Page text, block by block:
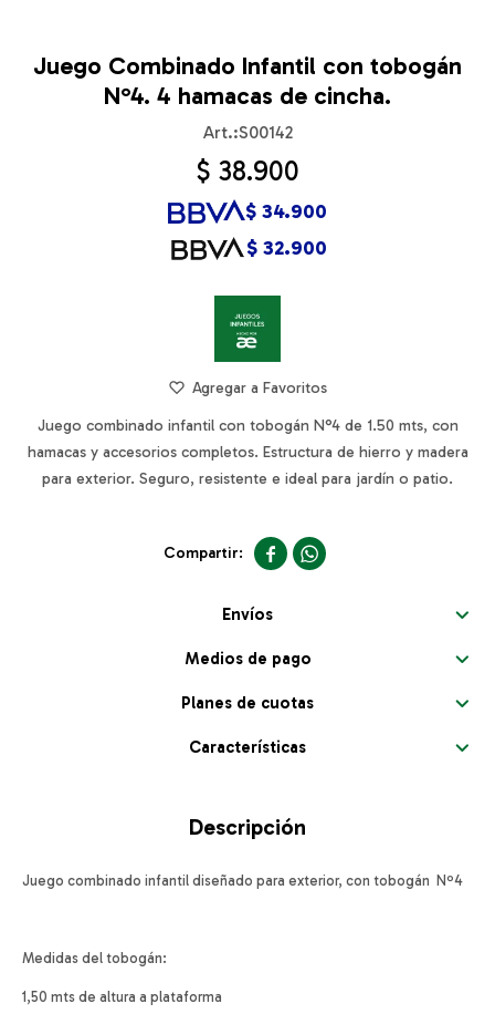
Juego Combinado Infantil con tobogán
N°4. 4 hamacas de cincha.
S00142
$ 38.900
$ 32.900
$ 34.900
Juego combinado infantil con tobogán N°4 de 1.50 mts, con
hamacas y accesorios completos. Estructura de hierro y madera
para exterior. Seguro, resistente e ideal para jardín o patio.
 
Envíos
Medios de pago
Planes de cuotas
Características
Descripción
Juego combinado infantil diseñado para exterior, con tobogán Nº4
Medidas del tobogán:
1,50 mts de altura a plataforma